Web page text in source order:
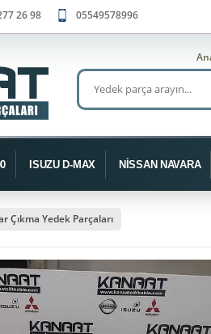
26 98 05549578996
ISUZU D-MAX NİSSAN NAVARA
Çıkma Yedek Parçaları